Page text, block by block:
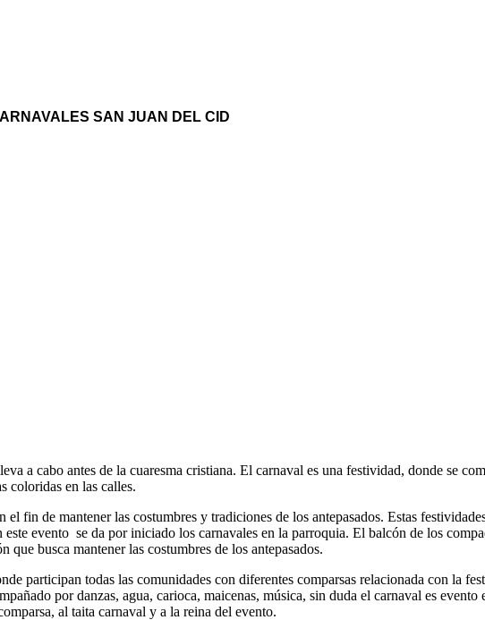
SAN JUAN DEL CID
a cabo antes de la cuaresma cristiana. El carnaval es una festividad, donde se
coloridas en las calles.
fin de mantener las costumbres y tradiciones de los antepasados. Estas
evento se da por iniciado los carnavales en la parroquia. El balcón de los
busca mantener las costumbres de los antepasados.
participan todas las comunidades con diferentes comparsas relacionada con la
por danzas, agua, carioca, maicenas, música, sin duda el carnaval es
al taita carnaval y a la reina del evento.